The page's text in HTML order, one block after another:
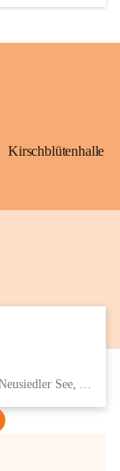
Kirschblütenhalle
Eisenstädter Straße 18, 7091 Breitenbrunn am Neusiedler See, AUT